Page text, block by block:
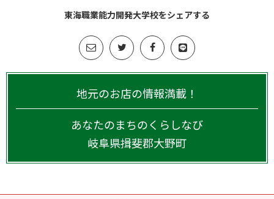
東海職業能力開発大学校をシェアする
地元のお店の情報満載！
あなたのまちのくらしなび
岐阜県揖斐郡大野町